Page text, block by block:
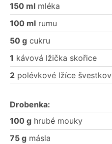
150 ml mléka
100 ml rumu
50 g cukru
1 kávová lžička skořice
2 polévkové lžíce
Drobenka:
100 g hrubé mouky
75 g másla